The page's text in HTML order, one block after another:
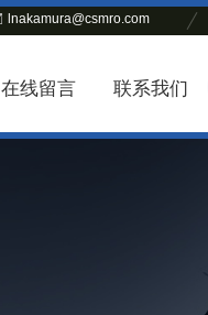
lnakamura@csmro.com
在线留言 联系我们